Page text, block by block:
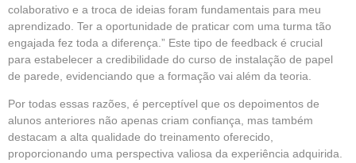
colaborativo e a troca de ideias foram fundamentais para meu
aprendizado. Ter a oportunidade de praticar com uma turma tão
engajada fez toda a diferença.” Este tipo de feedback é crucial
para estabelecer a credibilidade do curso de instalação de papel
de parede, evidenciando que a formação vai além da teoria.
Por todas essas razões, é perceptível que os depoimentos de
alunos anteriores não apenas criam confiança, mas também
destacam a alta qualidade do treinamento oferecido,
proporcionando uma perspectiva valiosa da experiência adquirida.